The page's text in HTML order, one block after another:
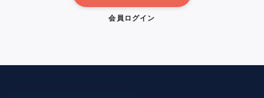
会員ログイン